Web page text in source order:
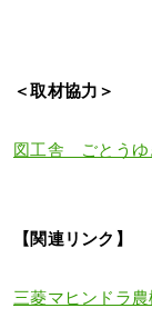
＜取材協力＞
図工舎 ごとうゆ
【関連リンク】
三菱マヒンドラ